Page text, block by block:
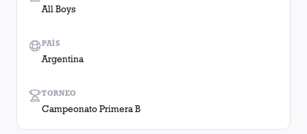
TORNEO
Campeonato Primera B
All Boys
PAÍS
Argentina